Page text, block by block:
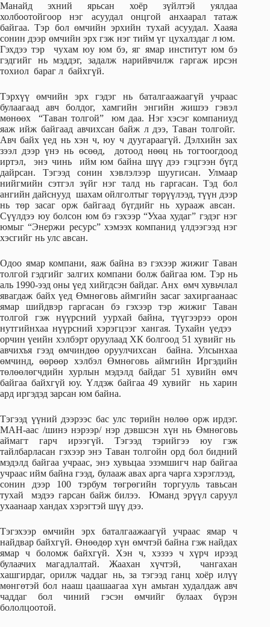
Манайд эхний ярьсан хоёр зүйлтэй уялдаа
холбоотойгоор нэг асуудал онцгой анхаарал татаж
байгаа. Тэр бол өмчийн эрхийн тухай асуудал. Хааяа
сонин дээр өмчийн эрх гэж нэг тийм үг цухалздаг л юм.
Гэхдээ тэр чухам юу юм бэ, яг ямар институт юм бэ
гэдгийг нь мэддэг, задалж нарийвчилж гаргаж ирсэн
тохиол бараг л байхгүй.
Тэрхүү өмчийн эрх гэдэг нь баталгаажаагүй учраас
булаагаад авч болдог, хамгийн энгийн жишээ гэвэл
мөнөөх “Таван толгой” юм даа. Нэг хэсэг компаниуд
яаж ийж байгаад авчихсан байж л дээ, Таван толгойг.
Авч байх үед нь хэн ч, юу ч дуугараагүй. Дэлхийн зах
зээл дээр үнэ нь өсөөд, дотоод нөөц нь тогтоогдоод
иртэл, энэ чинь ийм юм байна шүү дээ гэцгээн бүгд
дайрсан. Тэгээд сонин хэвлэлээр шуугисан. Улмаар
нийгмийн сэтгэл зүйг нэг талд нь гаргасан. Тэд бол
ангийн дайснууд шахам ойлголтыг төрүүлээд, түүн дээр
нь төр засаг орж байгаад бүгдийг нь хурааж авсан.
Сүүлдээ юу болсон юм бэ гэхээр “Ухаа худаг” гэдэг нэг
юмыг “Энержи ресурс” хэмээх компанид үлдээгээд нэг
хэсгийг нь улс авсан.
Одоо ямар компани, яаж байна вэ гэхээр жижиг Таван
толгой гэдгийг залгих компани болж байгаа юм. Тэр нь
аль 1990-ээд оны үед хийгдсэн байдаг. Анх өмч хувьчлал
явагдаж байх үед Өмнөговь аймгийн засаг захиргаанаас
ямар шийдвэр гаргасан бэ гэхээр тэр жижиг Таван
толгой гэж нүүрсний уурхай байна, түүгээрээ орон
нутгийнхаа нүүрсний хэрэгцээг хангая. Тухайн үедээ
орчин үеийн хэлбэрт оруулаад ХК болгоод 51 хувийг нь
авчихъя гээд өмчиндөө оруулчихсан байна. Улсынхаа
өмчинд, өөрөөр хэлбэл Өмнөговь аймгийн Иргэдийн
төлөөлөгчдийн хурлын мэдэлд байдаг 51 хувийн өмч
байгаа байхгүй юу. Үлдэж байгаа 49 хувийг нь харин
ард иргэдэд зарсан юм байна.
Тэгээд үүний дээрээс бас улс төрийн нөлөө орж ирдэг.
МАН-аас /шинэ нэрээр/ нэр дэвшсэн хүн нь Өмнөговь
аймагт гарч ирээгүй. Тэгээд тэрийгээ юу гэж
тайлбарласан гэхээр энэ Таван толгойн орд бол бидний
мэдэлд байгаа учраас, энэ хувьцаа эзэмшигч нар байгаа
учраас ийм байна гээд, булааж авах арга чарга хэрэглээд,
сонин дээр 100 тэрбум төгрөгийн торгууль тавьсан
тухай мэдээ гарсан байж билээ. Юманд эрүүл саруул
ухаанаар хандах хэрэгтэй шүү дээ.
Тэгэхээр өмчийн эрх баталгаажаагүй учраас ямар ч
найдвар байхгүй. Өнөөдөр хүн өмчтэй байна гэж найдах
ямар ч боломж байхгүй. Хэн ч, хэзээ ч хүрч ирээд
булаачих магадлалтай. Жаахан хүчтэй, чангахан
хашгирдаг, орилж чаддаг нь, за тэгээд ганц хоёр илүү
мөнгөтэй бол нааш цаашаагаа хүн амьтан худалдаж авч
чаддаг бол чиний гэсэн өмчийг булаах бүрэн
бололцоотой.